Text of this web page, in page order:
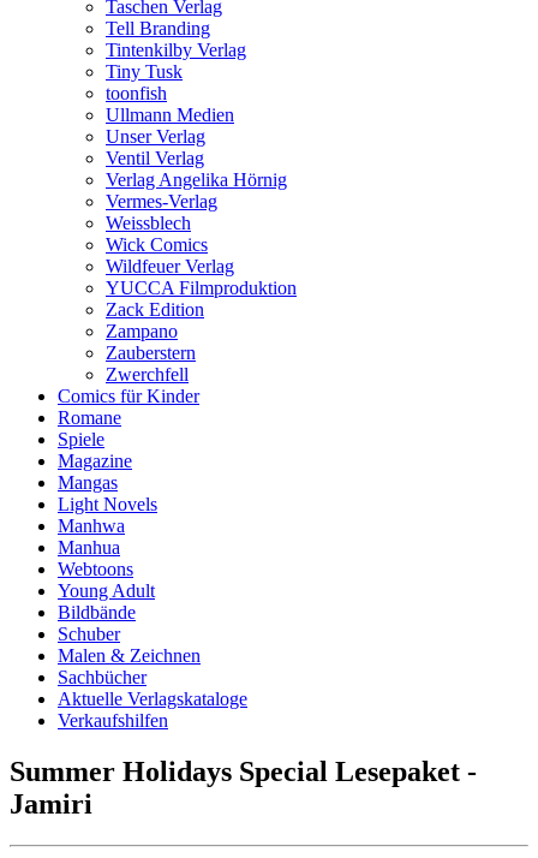
Taschen Verlag
Tell Branding
Tintenkilby Verlag
Tiny Tusk
toonfish
Ullmann Medien
Unser Verlag
Ventil Verlag
Verlag Angelika Hörnig
Vermes-Verlag
Weissblech
Wick Comics
Wildfeuer Verlag
YUCCA Filmproduktion
Zack Edition
Zampano
Zauberstern
Zwerchfell
Comics für Kinder
Romane
Spiele
Magazine
Mangas
Light Novels
Manhwa
Manhua
Webtoons
Young Adult
Bildbände
Schuber
Malen & Zeichnen
Sachbücher
Aktuelle Verlagskataloge
Verkaufshilfen
Summer Holidays Special Lesepaket -
Jamiri